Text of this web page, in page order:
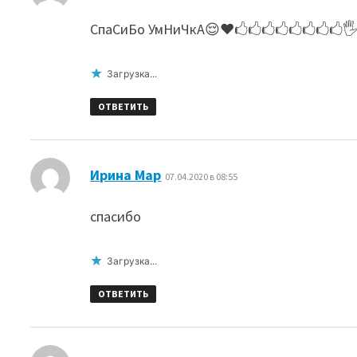
СпаСиБо
Загрузка...
ОТВЕТИТЬ
Ирина Мар 07.04.2020 в 08:55
спасибо
Загрузка...
ОТВЕТИТЬ